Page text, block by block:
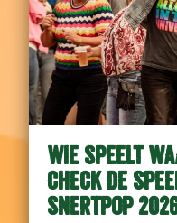
WIE SPEELT
CHECK DE
SNERTPOP